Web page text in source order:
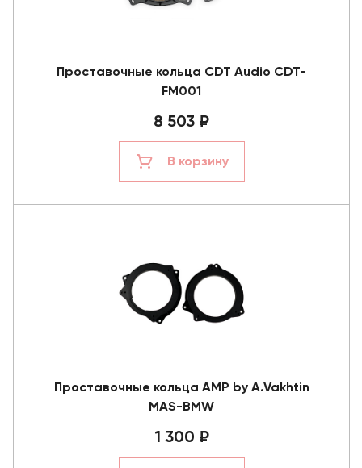
Проставочные кольца CDT Audio CDT-
FM001
8 503 ₽
В корзину
Проставочные кольца AMP by A.Vakhtin
MAS-BMW
1 300 ₽